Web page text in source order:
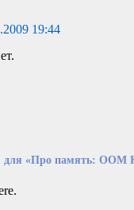
19:44
«Про память: OOM